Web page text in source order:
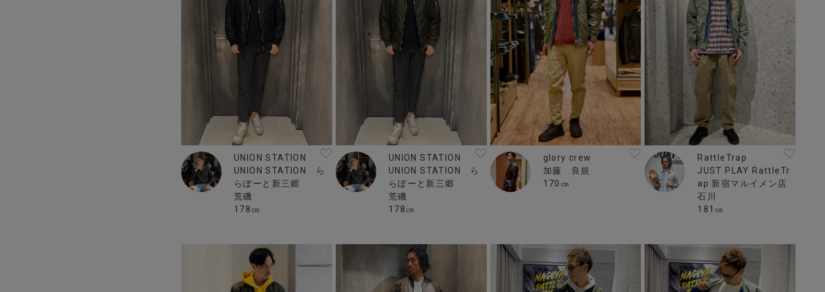
UNION STATION
UNION STATION ら
らぽーと新三郷
荒磯
178㎝
UNION STATION
UNION STATION ら
らぽーと新三郷
荒磯
178㎝
glory crew
加藤 良規
170㎝
RattleTrap
JUST PLAY RattleTr
ap 新宿マルイメン店
石川
181㎝